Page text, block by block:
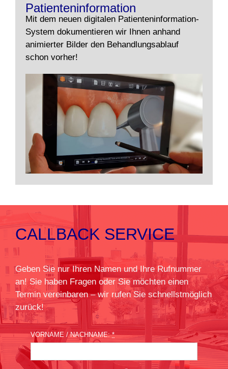
Patienteninformation
Mit dem neuen digitalen Patienteninformation-
System dokumentieren wir Ihnen anhand
animierter Bilder den Behandlungsablauf
schon vorher!
CALLBACK SERVICE
Geben Sie nur Ihren Namen und Ihre Rufnummer
an! Sie haben Fragen oder Sie möchten einen
Termin vereinbaren – wir rufen Sie schnellstmöglich
zurück!
VORNAME / NACHNAME:*